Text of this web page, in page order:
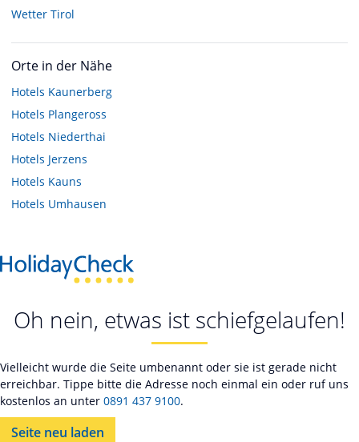
Wetter Tirol
Orte in der Nähe
Hotels Kaunerberg
Hotels Plangeross
Hotels Niederthai
Hotels Jerzens
Hotels Kauns
Hotels Umhausen
Oh nein, etwas ist schiefgelaufen!
Vielleicht wurde die Seite umbenannt oder sie ist gerade nicht
erreichbar. Tippe bitte die Adresse noch einmal ein oder ruf uns
kostenlos an unter 0891 437 9100.
Seite neu laden